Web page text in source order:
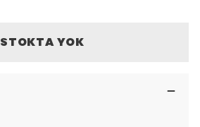
STOKTA YOK